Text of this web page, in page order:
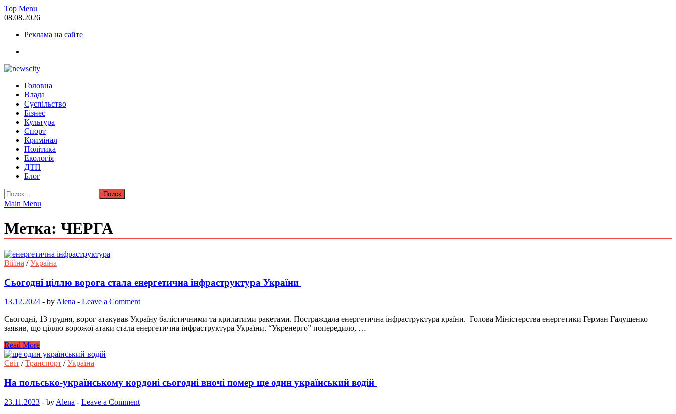
Skip
to
Top Menu
08.08.2026
Реклама на сайте
NewsCity — свежие новости Запорожья сегодня
Новости Запорожья и Запорожской области сегодня. События Запорожья, коррупция, политика, дтп, новости спорта
Головна
Влада
Суспільство
Бізнес
Культура
Спорт
Кримінал
Політика
Екологія
ДТП
Блог
Найти:
Main Menu
Метка: ЧЕРГА
Війна /Україна
Сьогодні ціллю ворога стала енергетична інфраструктура України
13.12.2024 - by Alena - Leave a Comment
Сьогодні, 13 грудня, ворог атакував Україну балістичними та крилатими ракетами. Постраждала енергетична інфраструктура країни. Голова Міністерства енергетики Герман Галущенко
заявив, що ціллю ворожої атаки стала енергетична інфраструктура України. “Укренерго” попередило, …
Read More
Світ /Транспорт /Україна
На польсько-українському кордоні сьогодні вночі помер ще один український водій
23.11.2023 - by Alena - Leave a Comment